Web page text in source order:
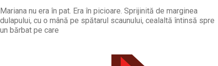
Mariana nu era în pat. Era în picioare. Sprijinită de marginea
dulapului, cu o mână pe spătarul scaunului, cealaltă întinsă spre
un bărbat pe care